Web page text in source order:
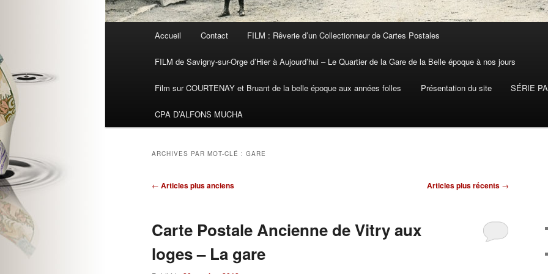
Accueil Contact FILM : Rêverie d’un Collectionneur de Cartes Postales
FILM de Savigny-sur-Orge d’Hier à Aujourd’hui – Le Quartier de la Gare de la Belle époque à nos jours
Film sur COURTENAY et Bruant de la belle époque aux années folles Présentation du site SÉRIE
CPA D’ALFONS MUCHA
ARCHIVES PAR MOT-CLÉ : GARE
Navigation
← Articles plus anciens Articles plus récents →
Carte Postale Ancienne de Vitry aux
loges – La gare